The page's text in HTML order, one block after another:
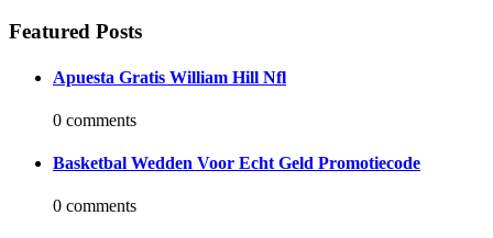
Featured Posts
Apuesta Gratis William Hill Nfl
0 comments
Basketbal Wedden Voor Echt Geld Promotiecode
0 comments